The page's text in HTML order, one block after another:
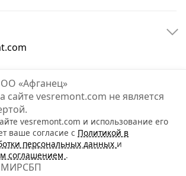
3
«Афганец»
vesremont.com не является
vesremont.com и использование его
ваше согласие с Политикой в
персональных данных и
соглашением .
МИРСБП